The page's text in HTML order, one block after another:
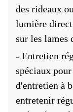
des rideaux
lumière
sur les lames
- Entretien
spéciaux
d'entretien à
entretenir